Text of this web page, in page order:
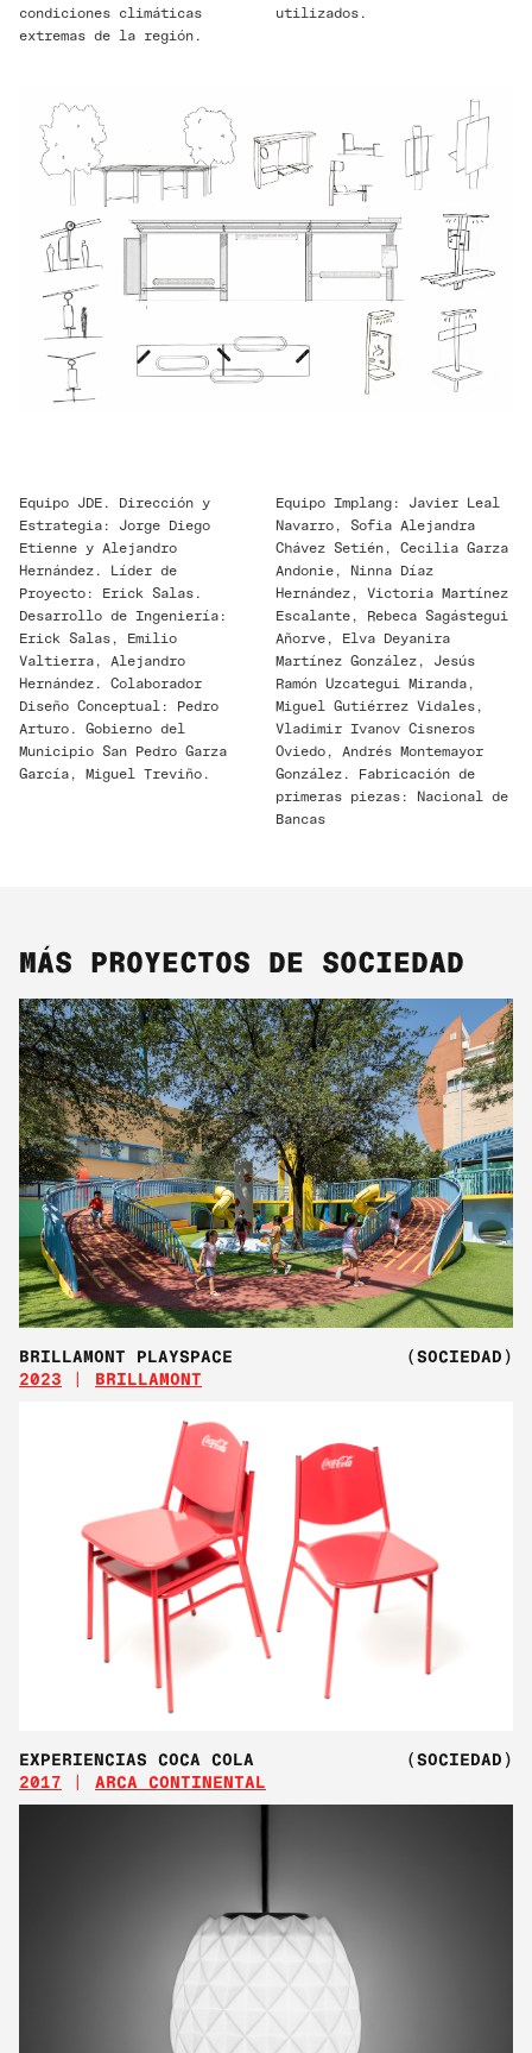
condiciones climáticas
extremas de la región.
utilizados.
Equipo JDE. Dirección y
Estrategia: Jorge Diego
Etienne y Alejandro
Hernández. Líder de
Proyecto: Erick Salas.
Desarrollo de Ingeniería:
Erick Salas, Emilio
Valtierra, Alejandro
Hernández. Colaborador
Diseño Conceptual: Pedro
Arturo. Gobierno del
Municipio San Pedro Garza
García, Miguel Treviño.
Equipo Implang: Javier Leal
Navarro, Sofia Alejandra
Chávez Setién, Cecilia Garza
Andonie, Ninna Díaz
Hernández, Victoria Martínez
Escalante, Rebeca Sagástegui
Añorve, Elva Deyanira
Martínez González, Jesús
Ramón Uzcategui Miranda,
Miguel Gutiérrez Vidales,
Vladimir Ivanov Cisneros
Oviedo, Andrés Montemayor
González. Fabricación de
primeras piezas: Nacional de
Bancas
MÁS PROYECTOS DE SOCIEDAD
BRILLAMONT PLAYSPACE
(SOCIEDAD)
2023
BRILLAMONT
EXPERIENCIAS COCA COLA
(SOCIEDAD)
2017
ARCA CONTINENTAL